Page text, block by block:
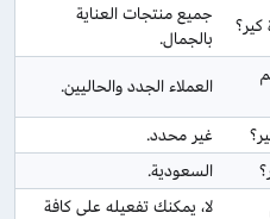
جميع منتجات العناية
بالجمال.
العملاء الجدد والحاليين.
غير محدد.
السعودية.
لا، يمكنك تفعيله على كافة